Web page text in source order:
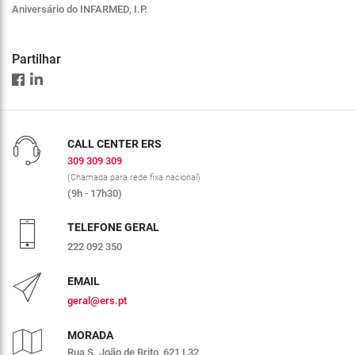
Aniversário do INFARMED, I.P.
Partilhar
CALL CENTER ERS
309 309 309
(Chamada para rede fixa nacional)
(9h - 17h30)
TELEFONE GERAL
222 092 350
EMAIL
geral@ers.pt
MORADA
Rua S. João de Brito, 621 L32